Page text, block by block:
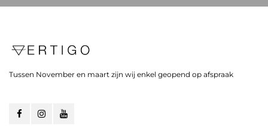
Tussen November en maart zijn wij enkel geopend op afspraak